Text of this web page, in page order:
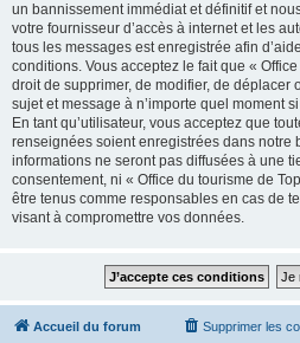
un bannissement immédiat et définitif et
votre fournisseur d’accès à internet et les
tous les messages est enregistrée afin
conditions. Vous acceptez le fait que «
droit de supprimer, de modifier, de déplacer
sujet et message à n’importe quel moment
En tant qu’utilisateur, vous acceptez que
renseignées soient enregistrées dans notre
informations ne seront pas diffusées à une
consentement, ni « Office du tourisme de
être tenus comme responsables en cas de
visant à compromettre vos données.
Accueil du forum Supprimer les